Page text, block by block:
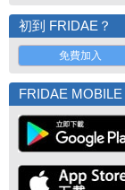
初到 FRIDAE？
免費加入
FRIDAE MOBILE